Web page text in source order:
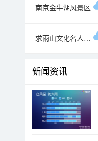
南京金牛湖风景区
求雨山文化名人纪念馆
新闻资讯